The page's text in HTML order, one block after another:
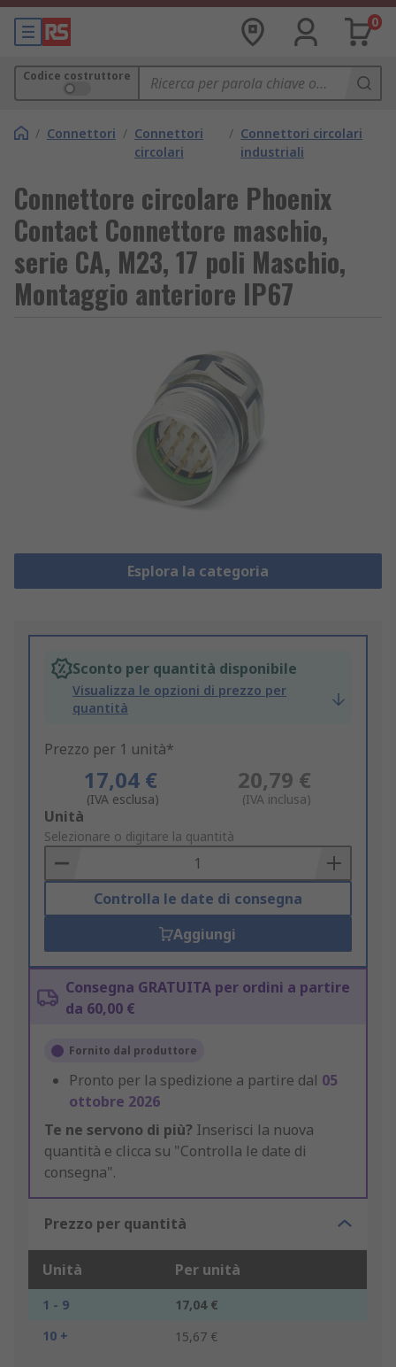
0
Codice costruttore
/ Connettori / Connettori
circolari
/ Connettori circolari
industriali
Connettore circolare Phoenix
Contact Connettore maschio,
serie CA, M23, 17 poli Maschio,
Montaggio anteriore IP67
Esplora la categoria
Sconto per quantità disponibile
Visualizza le opzioni di prezzo per
quantità
Prezzo per 1 unità*
17,04 €
(IVA esclusa)
20,79 €
(IVA inclusa)
Add
to
Basket
Unità
Selezionare o digitare la quantità
Controlla le date di consegna
Aggiungi
Consegna GRATUITA per ordini a partire
da 60,00 €
Fornito dal produttore
Pronto per la spedizione a partire dal 05
ottobre 2026
Te ne servono di più? Inserisci la nuova
quantità e clicca su "Controlla le date di
consegna".
Prezzo per quantità
Unità Per unità
1 - 9
17,04 €
10 +
15,67 €